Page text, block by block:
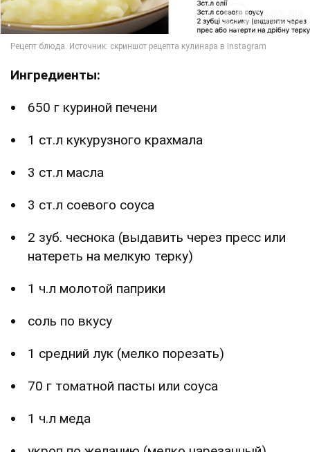
Ингредиенты:
650 г куриной печени
1 ст.л кукурузного крахмала
3 ст.л масла
3 ст.л соевого соуса
2 зуб. чеснока (выдавить через пресс или
натереть на мелкую терку)
1 ч.л молотой паприки
соль по вкусу
1 средний лук (мелко порезать)
70 г томатной пасты или соуса
1 ч.л меда